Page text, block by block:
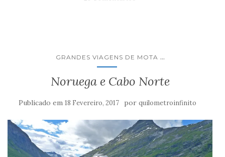
GRANDES VIAGENS DE MOTA ...
Noruega e Cabo Norte
Publicado em 18 Fevereiro, 2017 por quilometroinfinito